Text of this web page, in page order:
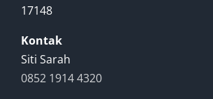
17148
Kontak
Siti Sarah
0852 1914 4320